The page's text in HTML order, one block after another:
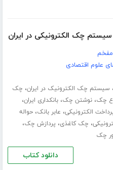
چک الکترونیکی در ایران
مفخم
علوم اقتصادی
، سیستم چک الکترونیک در ایران، چک
چک،نوشتن چک،بانکداری ایران،
الکترونیکی، عابر بانک،حواله
، چک کاغذی، پردازش چک،
چک
دانلود کتاب